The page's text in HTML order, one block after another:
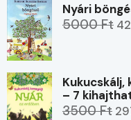
Nyári
5000 Ft
Kukucskálj,
– 7
3500 Ft